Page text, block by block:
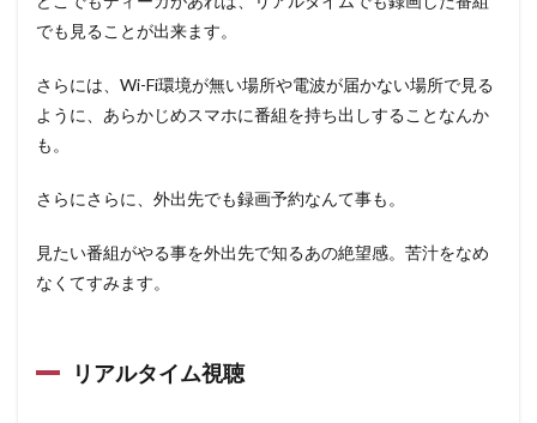
でも見ることが出来ます。
さらには、Wi-Fi環境が無い場所や電波が届かない場所で見る
ように、あらかじめスマホに番組を持ち出しすることなんか
も。
さらにさらに、外出先でも録画予約なんて事も。
見たい番組がやる事を外出先で知るあの絶望感。苦汁をなめ
なくてすみます。
リアルタイム視聴